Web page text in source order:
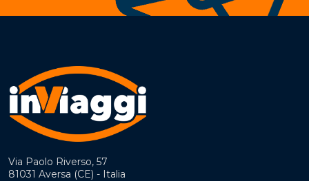
Via Paolo Riverso, 57
81031 Aversa (CE) - Italia